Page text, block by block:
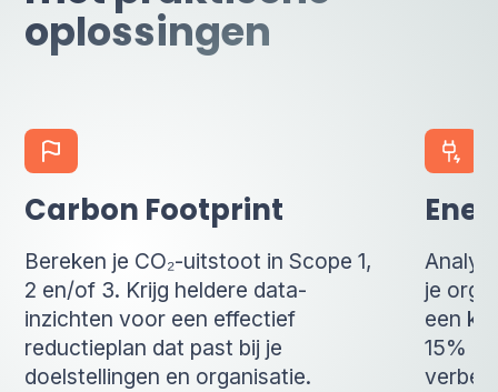
oplossingen
Carbon Footprint
Bereken je CO₂-uitstoot in Scope 1,
2 en/of 3. Krijg heldere data-
inzichten voor een effectief
reductieplan dat past bij je
doelstellingen en organisatie.
je
een
15%